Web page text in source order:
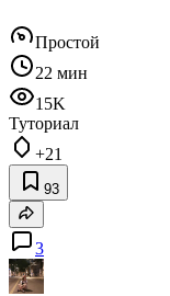
Простой
22 мин
15K
Туториал
+21
93
3